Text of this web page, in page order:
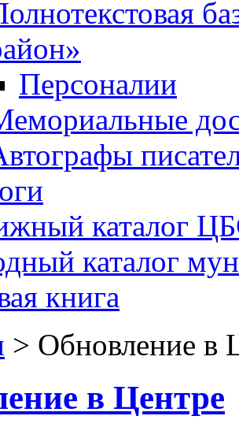
Персоналии
каталог
каталог
книга
> Обновление в
в Центре